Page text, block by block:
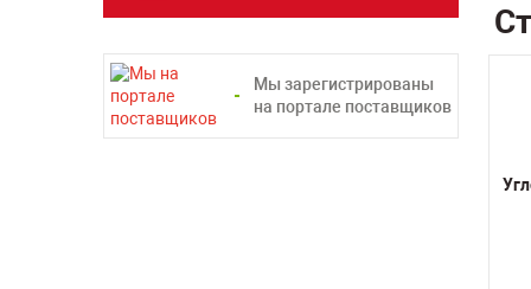
Мы зарегистрированы
на портале поставщиков